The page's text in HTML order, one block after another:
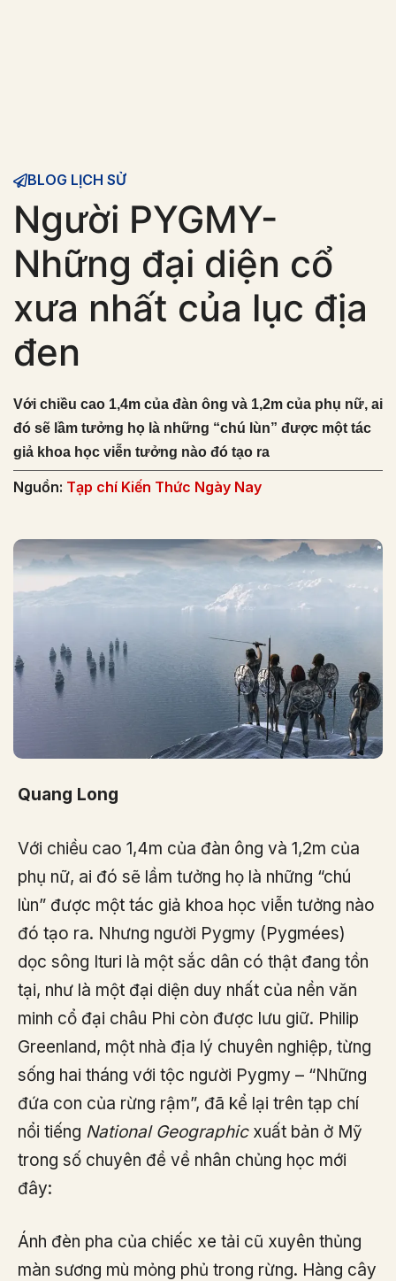
BLOG LỊCH SỬ
Người PYGMY-
Những đại diện cổ
xưa nhất của lục địa
đen
Với chiều cao 1,4m của đàn ông và 1,2m của phụ nữ, ai
đó sẽ lầm tưởng họ là những “chú lùn” được một tác
giả khoa học viễn tưởng nào đó tạo ra
Nguồn: Tạp chí Kiến Thức Ngày Nay
Quang Long
Với chiều cao 1,4m của đàn ông và 1,2m của
phụ nữ, ai đó sẽ lầm tưởng họ là những “chú
lùn” được một tác giả khoa học viễn tưởng nào
đó tạo ra. Nhưng người Pygmy (Pygmées)
dọc sông Ituri là một sắc dân có thật đang tồn
tại, như là một đại diện duy nhất của nền văn
minh cổ đại châu Phi còn được lưu giữ. Philip
Greenland, một nhà địa lý chuyên nghiệp, từng
sống hai tháng với tộc người Pygmy – “Những
đứa con của rừng rậm”, đã kể lại trên tạp chí
nổi tiếng National Geographic xuất bản ở Mỹ
trong số chuyên đề về nhân chủng học mới
đây:
Ánh đèn pha của chiếc xe tải cũ xuyên thủng
màn sương mù mỏng phủ trong rừng. Hàng cây